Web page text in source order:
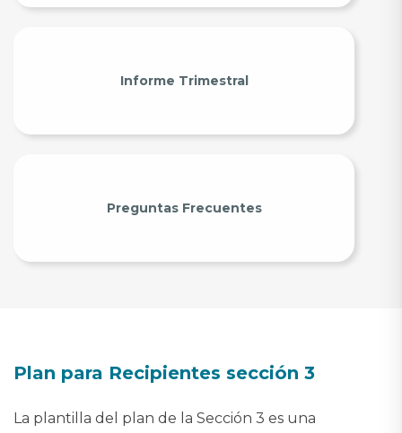
Informe Trimestral
Preguntas Frecuentes
Plan para Recipientes sección 3
La plantilla del plan de la Sección 3 es una